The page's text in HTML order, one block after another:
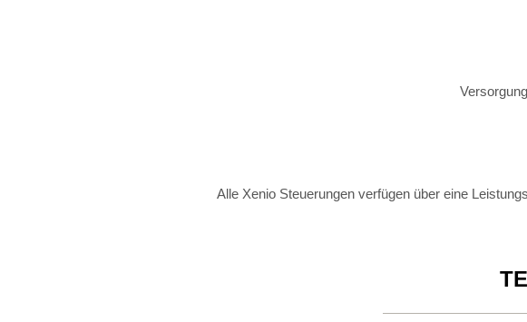
Alle Xenio Steuerungen verfügen über eine